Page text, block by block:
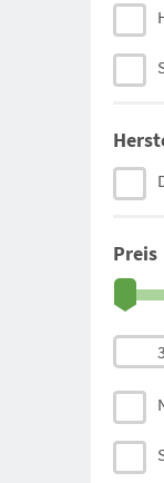
Preis
3